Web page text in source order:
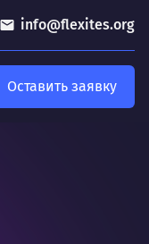
info@flexites.org
Оставить заявку